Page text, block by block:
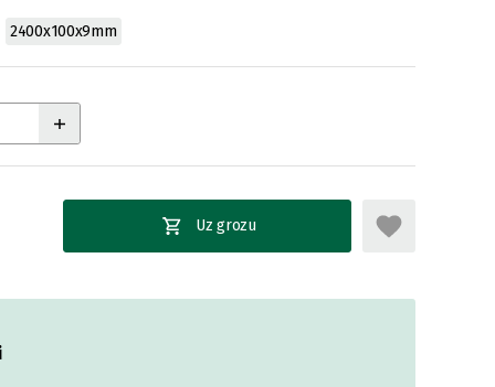
2400x100x9mm
Uz grozu